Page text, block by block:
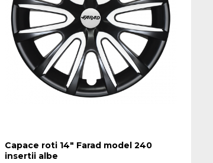
Capace roti 14" Farad model 240
insertii albe